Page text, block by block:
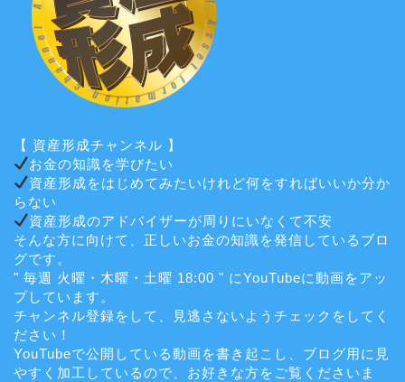
【 資産形成チャンネル 】
お金の知識を学びたい
資産形成をはじめてみたいけれど何をすればいいか分か
らない
資産形成のアドバイザーが周りにいなくて不安
そんな方に向けて、正しいお金の知識を発信しているブロ
グです。
" 毎週 火曜・木曜・土曜 18:00 " にYouTubeに動画をアッ
プしています。
チャンネル登録をして、見逃さないようチェックをしてく
ださい！
YouTubeで公開している動画を書き起こし、ブログ用に見
やすく加工しているので、お好きな方をご覧くださいま